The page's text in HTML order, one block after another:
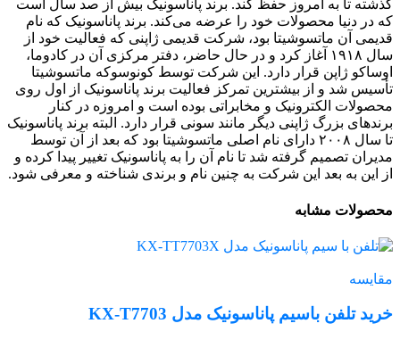
گذشته تا به امروز حفظ کند. برند پاناسونیک بیش از صد سال است
که در دنیا محصولات خود را عرضه می‌کند. برند پاناسونیک که نام
قدیمی آن ماتسوشیتا بود، شرکت قدیمی ژاپنی که فعالیت خود از
سال ۱۹۱۸ آغاز کرد و در حال حاضر، دفتر مرکزی آن در کادوما،
اوساکو ژاپن قرار دارد. این شرکت توسط کونوسوکه ماتسوشیتا
تأسیس شد و از بیشترین تمرکز فعالیت برند پاناسونیک از اول روی
محصولات الکترونیک و مخابراتی بوده است و امروزه در کنار
برندهای بزرگ ژاپنی دیگر مانند سونی قرار دارد. البته برند پاناسونیک
تا سال ۲۰۰۸ دارای نام اصلی ماتسوشیتا بود که بعد از آن توسط
مدیران تصمیم گرفته شد تا نام آن را به پاناسونیک تغییر پیدا کرده و
از این به بعد این شرکت به چنین نام و برندی شناخته و معرفی شود.
محصولات مشابه
مقایسه
خرید تلفن باسیم پاناسونیک مدل KX-T7703